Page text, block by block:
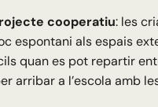
cooperatiu: les
espontani als espais
quan es pot repartir
arribar a l’escola amb